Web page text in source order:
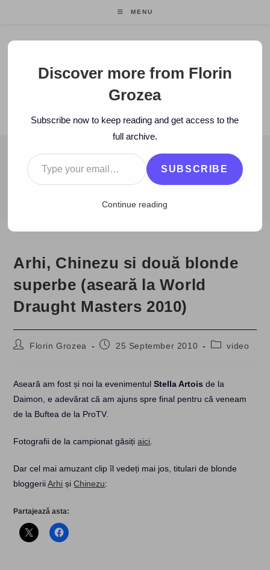
MENU
Florin Grozea
ENTREPRENEUR. FOUNDER/CEO MOCAPP.
BLOG
2010 > September > 25 > video > Arhi, Chinezu si două blonde
Arhi, Chinezu si două blonde
superbe (aseară la World
Draught Masters 2010)
PostFlorin Grozea
Post25 September 2010
Postvideo
Aseară am fost și noi la evenimentulStella Artois de la
Daimon, e adevărat că am ajuns spre final pentru că veneam
de la Buftea de la ProTV.
Fotografii de la campionat găsițiaici
Dar cel mai amuzant clip îl vedeți mai jos, titulari de blonde
bloggeriiArhi șiChinezu:
Partajează asta:
Discover more from Florin
Grozea
Subscribe now to keep reading and get access to the
full archive.
Type your email…
SUBSCRIBE
Continue reading